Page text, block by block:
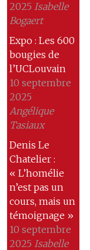
2025 Isabelle
Bogaert
Expo : Les 600
bougies de
l’UCLouvain
10 septembre
2025
Angélique
Tasiaux
Denis Le
Chatelier :
« L’homélie
n’est pas un
cours, mais un
témoignage »
10 septembre
2025 Isabelle